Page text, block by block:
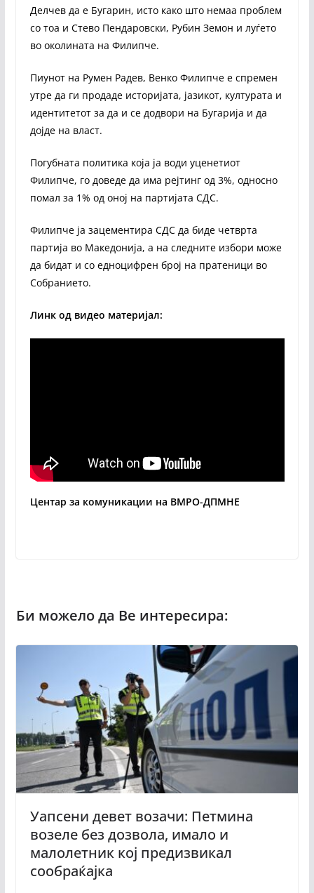
Делчев да е Бугарин, исто како што немаа проблем
со тоа и Стево Пендаровски, Рубин Земон и луѓето
во околината на Филипче.
Пиунот на Румен Радев, Венко Филипче е спремен
утре да ги продаде историјата, јазикот, културата и
идентитетот за да и се додвори на Бугарија и да
дојде на власт.
Погубната политика која ја води уценетиот
Филипче, го доведе да има рејтинг од 3%, односно
помал за 1% од оној на партијата СДС.
Филипче ја зацементира СДС да биде четврта
партија во Македонија, а на следните избори може
да бидат и со едноцифрен број на пратеници во
Собранието.
Линк од видео материјал:
Центар за комуникации на ВМРО-ДПМНЕ
Уапсени девет возачи: Петмина
возеле без дозвола, имало и
малолетник кој предизвикал
сообраќајка